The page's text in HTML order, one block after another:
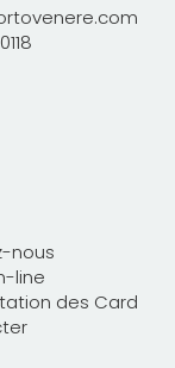
nous
line
des Card